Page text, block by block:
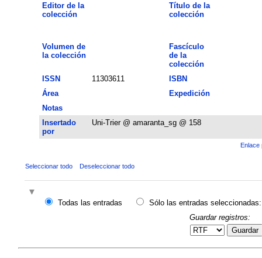
Editor de la
colección
Título de la
colección
Volumen de
la colección
Fascículo
de la
colección
ISSN
11303611
ISBN
Área
Expedición
Notas
Insertado
por
Uni-Trier @ amaranta_sg @ 158
Enlace
Seleccionar todo Deseleccionar todo
Todas las entradas
Sólo las entradas seleccionadas:
Guardar registros:
Guardar